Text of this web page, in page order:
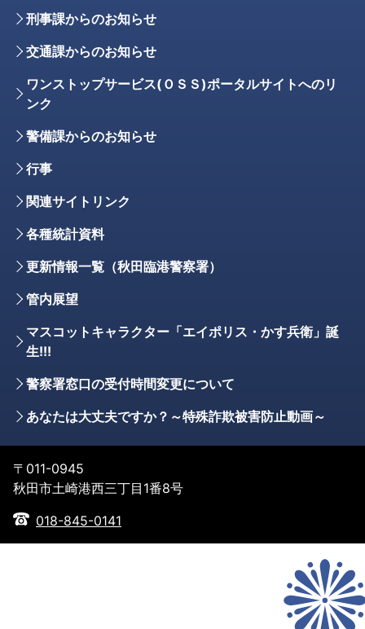
刑事課からのお知らせ
交通課からのお知らせ
ワンストップサービス(ＯＳＳ)ポータルサイトへのリ
ンク
警備課からのお知らせ
行事
関連サイトリンク
各種統計資料
更新情報一覧（秋田臨港警察署）
管内展望
マスコットキャラクター「エイポリス・かす兵衛」誕
生!!!
警察署窓口の受付時間変更について
あなたは大丈夫ですか？～特殊詐欺被害防止動画～
〒011-0945
秋田市土崎港西三丁目1番8号
018-845-0141